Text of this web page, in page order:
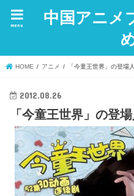
中国アニメ
menu
HOME アニメ 「今童王世界」の登場
2012.08.26
「今童王世界」の登